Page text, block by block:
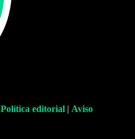
Política editorial | Aviso